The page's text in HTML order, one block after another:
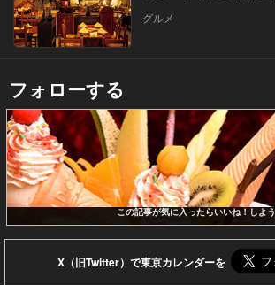
グルメ
フォローする
この記事が気に入ったらいいね！しよう
X（旧Twitter）で東京カレンダーを